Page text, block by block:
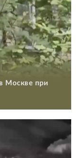
Москве при